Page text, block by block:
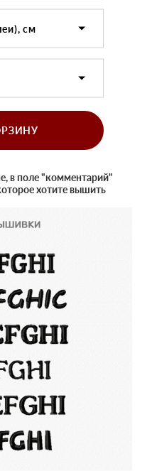
см
в поле "комментарий"
хотите вышить